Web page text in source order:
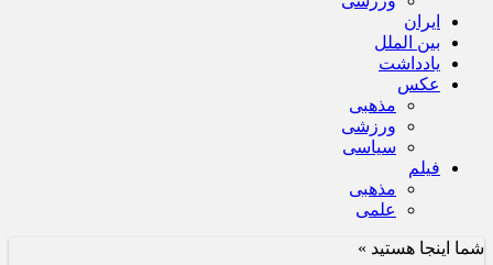
ایران
بین الملل
یادداشت
عکس
مذهبی
ورزشی
سیاسی
فیلم
مذهبی
علمی
شما اینجا هستید »